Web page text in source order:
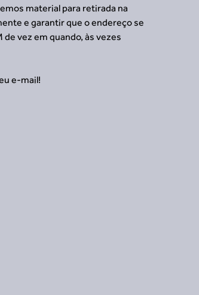
material para retirada na
e garantir que o endereço se
de vez em quando, às vezes
e-mail!